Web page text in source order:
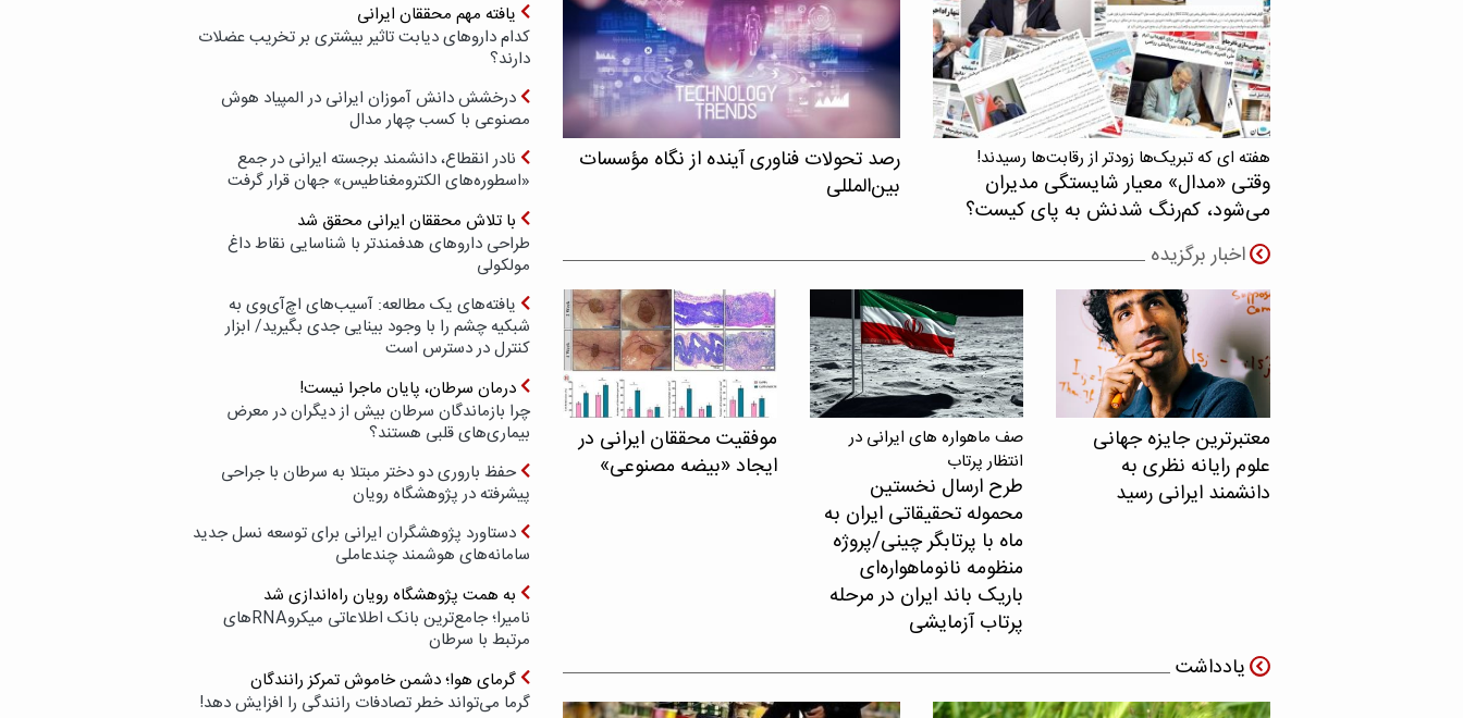
هفته ای که تبریک‌ها زودتر از رقابت‌ها رسیدند!
وقتی «مدال‌» معیار شایستگی مدیران
می‌شود، کم‌رنگ شدنش به پای کیست؟
رصد تحولات فناوری آینده از نگاه مؤسسات
بین‌المللی
اخبار برگزیده
معتبرترین جایزه جهانی
علوم رایانه نظری به
دانشمند ایرانی رسید
صف ماهواره های ایرانی در
انتظار پرتاب
طرح ارسال نخستین
محموله تحقیقاتی ایران به
ماه با پرتابگر چینی/پروژه
منظومه نانوماهواره‌ای
باریک باند ایران در مرحله
پرتاب آزمایشی
موفقیت محققان ایرانی در
ایجاد «بیضه مصنوعی»
یادداشت
یافته مهم محققان ایرانی
کدام داروهای دیابت تاثیر بیشتری بر تخریب عضلات
دارند؟
درخشش دانش آموزان ایرانی در المپیاد هوش
مصنوعی با کسب چهار مدال
نادر انقطاع، دانشمند برجسته ایرانی در جمع
«اسطوره‌های الکترومغناطیس» جهان قرار گرفت
با تلاش محققان ایرانی محقق شد
طراحی داروهای هدفمندتر با شناسایی نقاط داغ
مولکولی
یافته‌های یک مطالعه: آسیب‌های اچ‌آی‌وی به
شبکیه چشم را با وجود بینایی جدی بگیرید/ ابزار
کنترل در دسترس است
درمان سرطان، پایان ماجرا نیست!
چرا بازماندگان سرطان بیش از دیگران در معرض
بیماری‌های قلبی هستند؟
حفظ باروری دو دختر مبتلا به سرطان با جراحی
پیشرفته در پژوهشگاه رویان
دستاورد پژوهشگران ایرانی برای توسعه نسل جدید
سامانه‌های هوشمند چندعاملی
به همت پژوهشگاه رویان راه‌اندازی شد
نامیرا؛ جامع‌ترین بانک اطلاعاتی میکروRNAهای
مرتبط با سرطان
گرمای هوا؛ دشمن خاموش تمرکز رانندگان
گرما می‌تواند خطر تصادفات رانندگی را افزایش دهد!